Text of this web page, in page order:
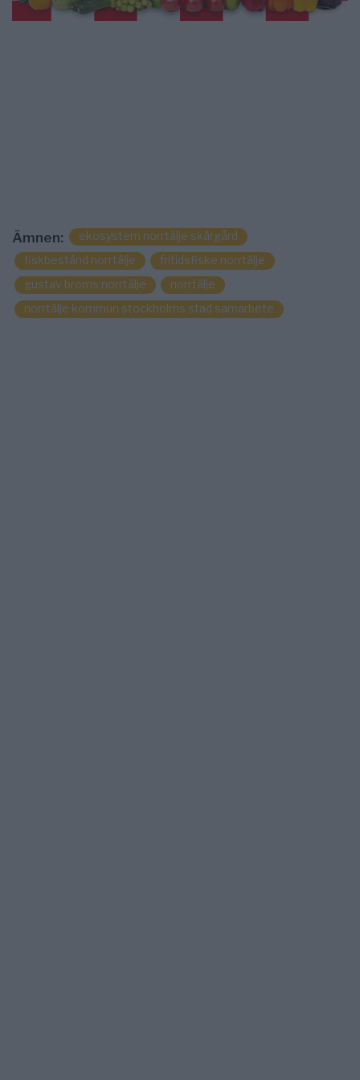
Ämnen:
ekosystem norrtälje skärgård
fiskbestånd norrtälje
fritidsfiske norrtälje
gustav broms norrtälje
norrtälje
norrtälje kommun stockholms stad samarbete